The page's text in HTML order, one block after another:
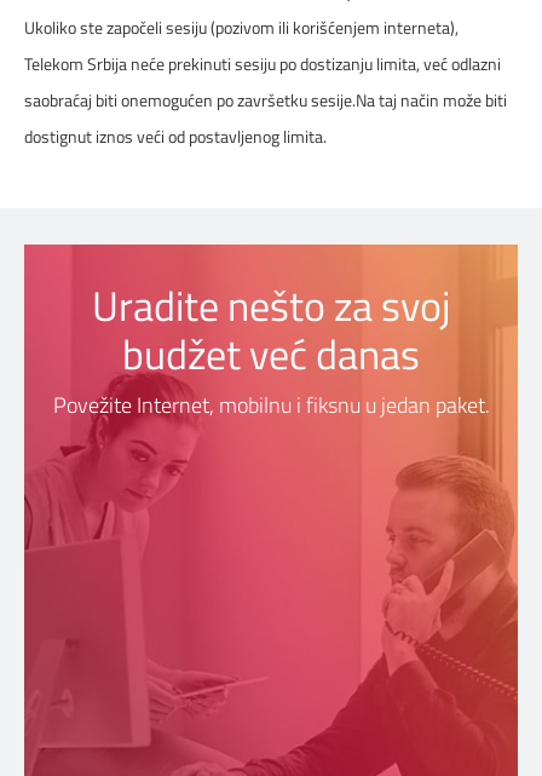
DIGITALNI SERVISI
TELEFONSKI IMENIK
KONTAKTIRAJTE NAS
MAPA BRZINA
Ukoliko ste započeli sesiju (pozivom ili korišćenjem interneta),
Telekom Srbija neće prekinuti sesiju po dostizanju limita, već odlazni
saobraćaj biti onemogućen po završetku sesije.Na taj način može biti
dostignut iznos veći od postavljenog limita.
Uradite nešto za svoj
budžet već danas
Povežite Internet, mobilnu i fiksnu u jedan paket.